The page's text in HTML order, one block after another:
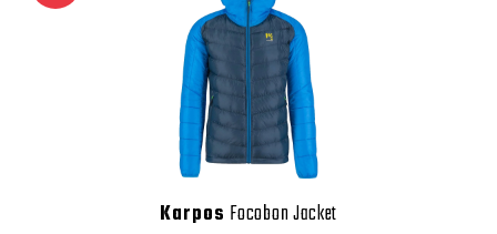
Karpos Focobon Jacket